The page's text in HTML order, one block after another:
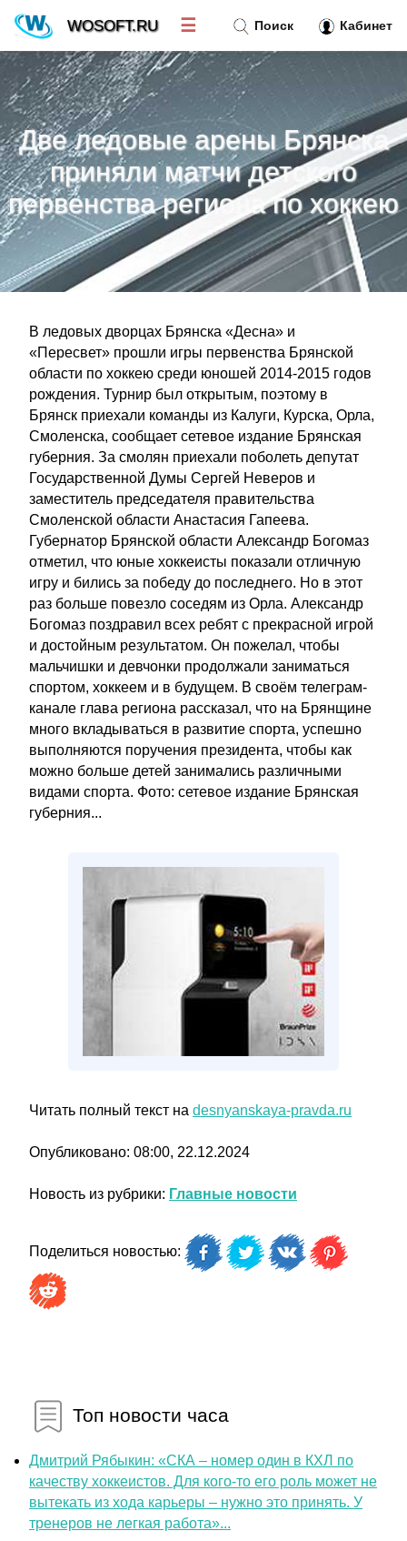
Две ледовые арены Брянска
приняли матчи детского
первенства региона по хоккею
В ледовых дворцах Брянска «Десна» и
«Пересвет» прошли игры первенства Брянской
области по хоккею среди юношей 2014-2015 годов
рождения. Турнир был открытым, поэтому в
Брянск приехали команды из Калуги, Курска, Орла,
Смоленска, сообщает сетевое издание Брянская
губерния. За смолян приехали поболеть депутат
Государственной Думы Сергей Неверов и
заместитель председателя правительства
Смоленской области Анастасия Гапеева.
Губернатор Брянской области Александр Богомаз
отметил, что юные хоккеисты показали отличную
игру и бились за победу до последнего. Но в этот
раз больше повезло соседям из Орла. Александр
Богомаз поздравил всех ребят с прекрасной игрой
и достойным результатом. Он пожелал, чтобы
мальчишки и девчонки продолжали заниматься
спортом, хоккеем и в будущем. В своём телеграм-
канале глава региона рассказал, что на Брянщине
много вкладываться в развитие спорта, успешно
выполняются поручения президента, чтобы как
можно больше детей занимались различными
видами спорта. Фото: сетевое издание Брянская
губерния...
Читать полный текст на desnyanskaya-pravda.ru
Опубликовано: 08:00, 22.12.2024
Новость из рубрики: Главные новости
Поделиться новостью:
Топ новости часа
Дмитрий Рябыкин: «СКА – номер один в КХЛ по
качеству хоккеистов. Для кого-то его роль может не
вытекать из хода карьеры – нужно это принять. У
тренеров не легкая работа»...
Поиск Кабинет
WOSOFT.RU ☰
Новости»
Тренд новостей »
Рубрики»
Правила